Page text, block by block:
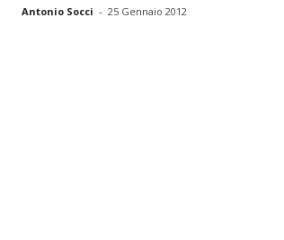
Antonio Socci - 25 Gennaio 2012